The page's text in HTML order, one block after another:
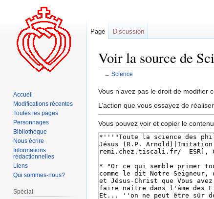
Voir la source de
← Science
Aller
à
navigation
Aller
à
recherche
Vous n’avez pas le droit de modifier
L’action que vous essayez de
Vous pouvez voir et copier le
Page Discussion
Accueil
Modifications récentes
Toutes les pages
Personnages
Bibliothèque
Nous écrire
Informations
rédactionnelles
Liens
Qui sommes-nous?
Spécial